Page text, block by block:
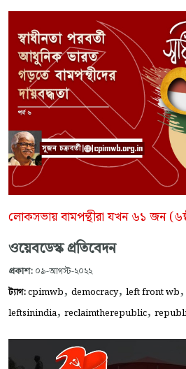
লোকসভায় বামপন্থীরা যখন ৬১ জন
ওয়েবডেস্ক প্রতিবেদন
প্রকাশ: ০৯-আগস্ট-২০২২
ট্যাগ:cpimwb, democracy, left front wb,
leftsinindia, reclaimtherepublic,